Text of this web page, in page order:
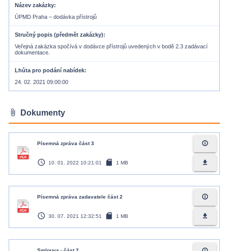
Název zakázky
ÚPMD Praha – dodávka přístrojů
Stručný popis (předmět zakázky)
Veřejná zakázka spočívá v dodávce přístrojů uvedených v bodě 2.3 zadávací
dokumentace.
Lhůta pro podání nabídek
24. 02. 2021 09:00:00
attach_file Dokumenty
Písemná zpráva část 3
access_time 10. 01. 2022 10:21:01 sd_card 1 MB
info_outline
file_download
Písemná zpráva zadavatele část 2
access_time 30. 07. 2021 12:32:51 sd_card 1 MB
info_outline
file_download